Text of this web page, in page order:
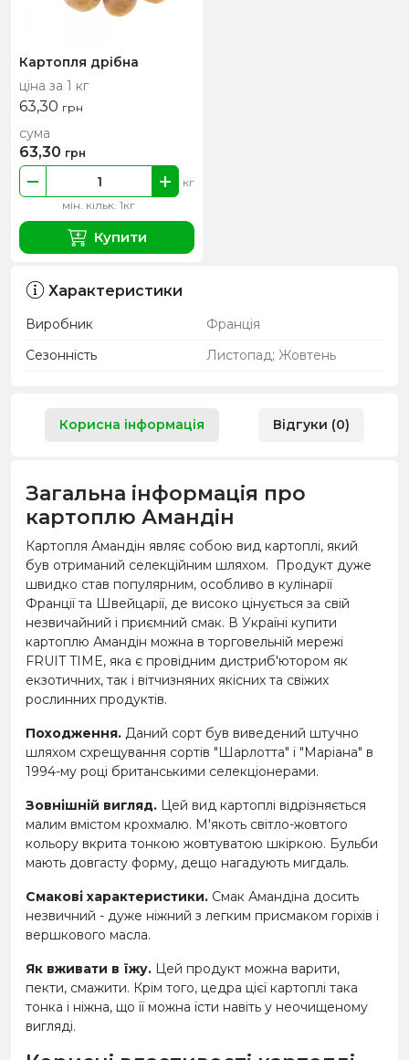
Картопля дрібна
ціна за 1 кг
63,30 грн
мін. кільк. 1кг
кг
сума
63,30 грн
Купити
Характеристики
Виробник
Франція
Сезонність
Листопад; Жовтень
Корисна інформація Відгуки (0)
Загальна інформація про
картоплю Амандін
Картопля Амандін являє собою вид картоплі, який
був отриманий селекційним шляхом. Продукт дуже
швидко став популярним, особливо в кулінарії
Франції та Швейцарії, де високо цінується за свій
незвичайний і приємний смак. В Україні купити
картоплю Амандін можна в торговельній мережі
FRUIT TIME, яка є провідним дистриб'ютором як
екзотичних, так і вітчизняних якісних та свіжих
рослинних продуктів.
Походження. Даний сорт був виведений штучно
шляхом схрещування сортів "Шарлотта" і "Маріана" в
1994-му році британськими селекціонерами.
Зовнішній вигляд. Цей вид картоплі відрізняється
малим вмістом крохмалю. М'якоть світло-жовтого
кольору вкрита тонкою жовтуватою шкіркою. Бульби
мають довгасту форму, дещо нагадують мигдаль.
Смакові характеристики. Смак Амандіна досить
незвичний - дуже ніжний з легким присмаком горіхів і
вершкового масла.
Як вживати в їжу. Цей продукт можна варити,
пекти, смажити. Крім того, цедра цієї картоплі така
тонка і ніжна, що її можна їсти навіть у неочищеному
вигляді.